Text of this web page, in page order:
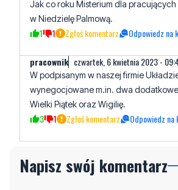
pracownik czwartek, 6 kwietnia 2023 -
W podpisanym w naszej firmie
Wielki Piątek oraz Wigilię.
3 1 Zgłoś komentarz Odpowiedz
Napisz swój komentarz
komentarze! Jeśli widzisz
kliknij "zgłoś nadużycie".